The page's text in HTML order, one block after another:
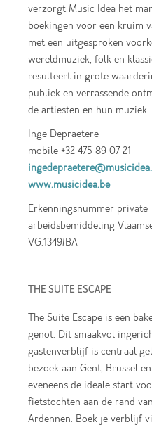
verzorgt Music Idea het
boekingen voor een kruim
met een uitgesproken
wereldmuziek, folk en
resulteert in grote
publiek en verrassende
de artiesten en hun muziek.
Inge Depraetere
mobile +32 475 89 07 21
www.musicidea.be
Erkenningsnummer private
arbeidsbemiddeling
VG.1349/BA
THE SUITE ESCAPE
The Suite Escape is een
genot. Dit smaakvol
gastenverblijf is centraal
bezoek aan Gent, Brussel
eveneens de ideale start
fietstochten aan de rand
Ardennen. Boek je verblijf